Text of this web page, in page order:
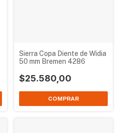
Sierra Copa Diente de Widia
50 mm Bremen 4286
$25.580,00